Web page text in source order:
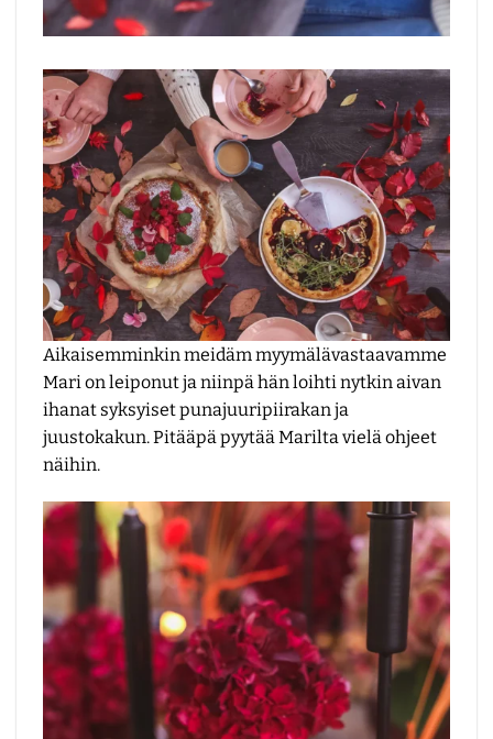
Aikaisemminkin meidäm myymälävastaavamme
Mari on leiponut ja niinpä hän loihti nytkin aivan
ihanat syksyiset punajuuripiirakan ja
juustokakun. Pitääpä pyytää Marilta vielä ohjeet
näihin.